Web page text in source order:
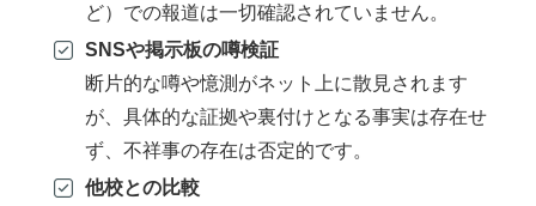
ど）での報道は一切確認されていません。
SNSや掲示板の噂検証
断片的な噂や憶測がネット上に散見されます
が、具体的な証拠や裏付けとなる事実は存在せ
ず、不祥事の存在は否定的です。
他校との比較